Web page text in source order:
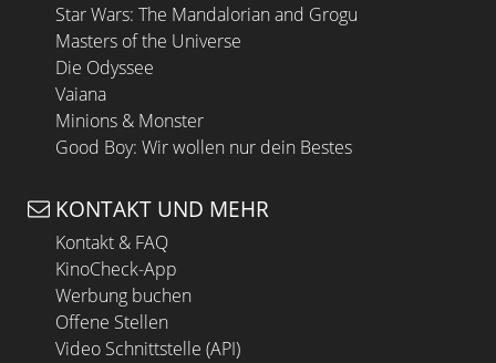
Star Wars: The Mandalorian and Grogu
Masters of the Universe
Die Odyssee
Vaiana
Minions & Monster
Good Boy: Wir wollen nur dein Bestes
KONTAKT UND MEHR
Kontakt & FAQ
KinoCheck-App
Werbung buchen
Offene Stellen
Video Schnittstelle (API)